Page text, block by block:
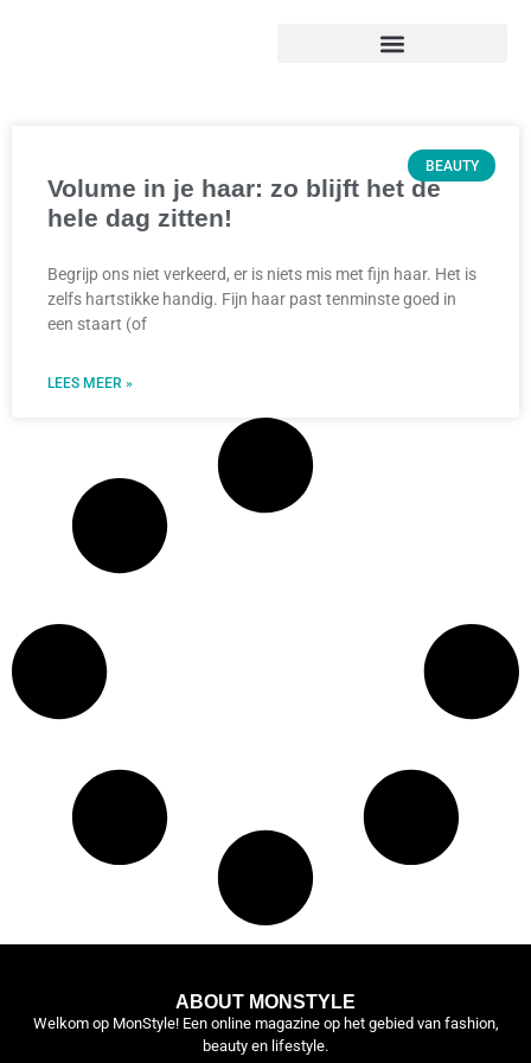
BEAUTY
Volume in je haar: zo blijft het de
hele dag zitten!
Begrijp ons niet verkeerd, er is niets mis met fijn haar. Het is
zelfs hartstikke handig. Fijn haar past tenminste goed in
een staart (of
LEES MEER »
ABOUT MONSTYLE
Welkom op MonStyle! Een online magazine op het gebied van fashion,
beauty en lifestyle.